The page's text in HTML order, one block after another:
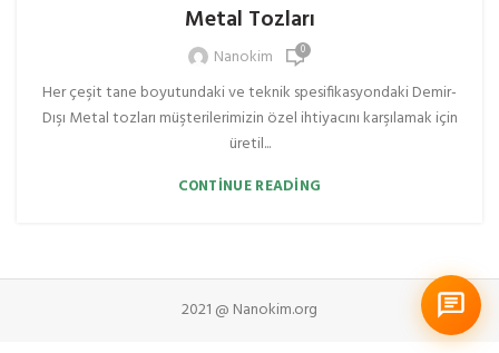
Metal Tozları
Nanokim 0
Her çeşit tane boyutundaki ve teknik spesifikasyondaki Demir-
Dışı Metal tozları müşterilerimizin özel ihtiyacını karşılamak için
üretil...
CONTINUE READING
2021 @ Nanokim.org